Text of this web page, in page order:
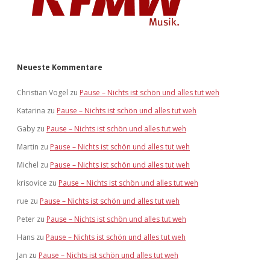
Neueste Kommentare
Christian Vogel zu Pause – Nichts ist schön und alles tut weh
Katarina zu Pause – Nichts ist schön und alles tut weh
Gaby zu Pause – Nichts ist schön und alles tut weh
Martin zu Pause – Nichts ist schön und alles tut weh
Michel zu Pause – Nichts ist schön und alles tut weh
krisovice zu Pause – Nichts ist schön und alles tut weh
rue zu Pause – Nichts ist schön und alles tut weh
Peter zu Pause – Nichts ist schön und alles tut weh
Hans zu Pause – Nichts ist schön und alles tut weh
Jan zu Pause – Nichts ist schön und alles tut weh